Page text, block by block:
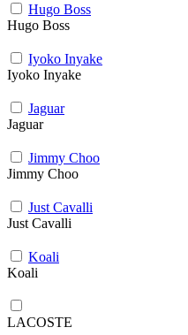
Hugo Boss
Hugo Boss
Iyoko Inyake
Iyoko Inyake
Jaguar
Jaguar
Jimmy Choo
Jimmy Choo
Just Cavalli
Just Cavalli
Koali
Koali
LACOSTE